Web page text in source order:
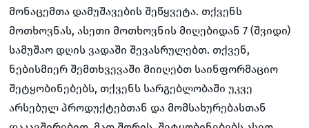
მონაცემთა დამუშავების შეწყვეტა. თქვენს
მოთხოვნას, ასეთი მოთხოვნის მიღებიდან 7 (შვიდი)
სამუშაო დღის ვადაში შევასრულებთ. თქვენ,
ნებისმიერ შემთხვევაში მიიღებთ საინფორმაციო
შეტყობინებებს, თქვენს სარგებლობაში უკვე
არსებულ პროდუქტებთან და მომსახურებასთან